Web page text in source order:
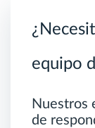
equipo
Nuestros
de